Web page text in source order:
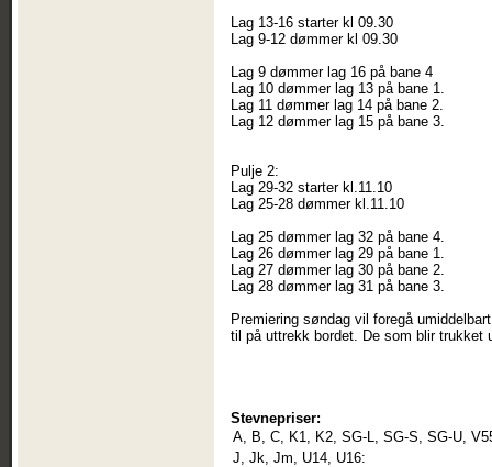
Lag 13-16 starter kl 09.30
Lag 9-12 dømmer kl 09.30
Lag 9 dømmer lag 16 på bane 4
Lag 10 dømmer lag 13 på bane 1.
Lag 11 dømmer lag 14 på bane 2.
Lag 12 dømmer lag 15 på bane 3.
Pulje 2:
Lag 29-32 starter kl.11.10
Lag 25-28 dømmer kl.11.10
Lag 25 dømmer lag 32 på bane 4.
Lag 26 dømmer lag 29 på bane 1.
Lag 27 dømmer lag 30 på bane 2.
Lag 28 dømmer lag 31 på bane 3.
Premiering søndag vil foregå
til på uttrekk bordet. De som blir
Stevnepriser:
A, B, C, K1, K2, SG-L, SG-S, SG-U,
J, Jk, Jm, U14, U16: